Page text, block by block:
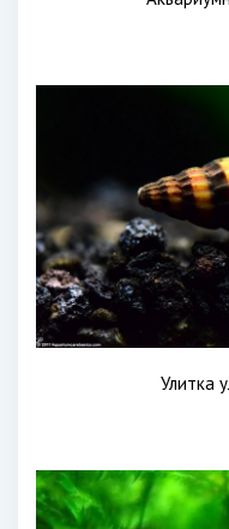
Улитка